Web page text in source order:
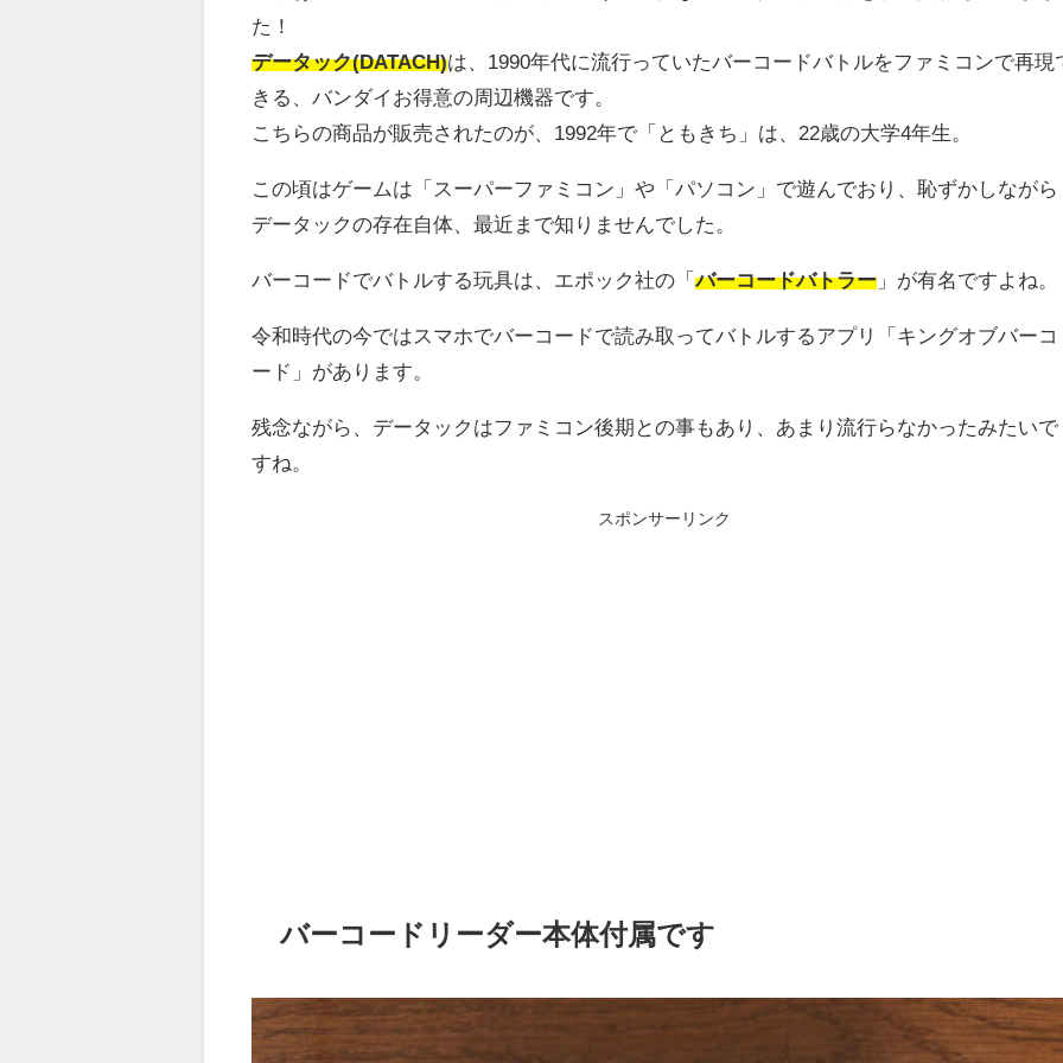
た！
データック(DATACH)は、1990年代に流行っていたバーコードバトルをファミコンで再現
きる、バンダイお得意の周辺機器です。
こちらの商品が販売されたのが、1992年で「ともきち」は、22歳の大学4年生。
この頃はゲームは「スーパーファミコン」や「パソコン」で遊んでおり、恥ずかしながら
データックの存在自体、最近まで知りませんでした。
バーコードでバトルする玩具は、エポック社の「バーコードバトラー 」が有名ですよね。
令和時代の今ではスマホでバーコードで読み取ってバトルするアプリ「キングオブバーコ
ード」があります。
残念ながら、データックはファミコン後期との事もあり、あまり流行らなかったみたいで
すね。
スポンサーリンク
バーコードリーダー本体付属です